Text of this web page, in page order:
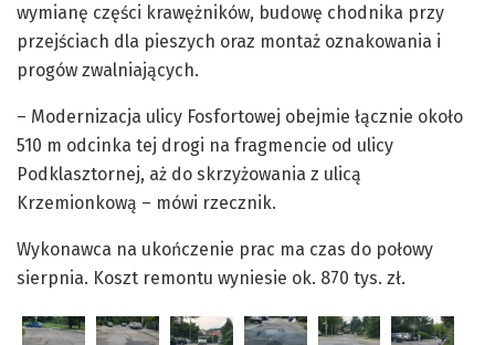
wymianę części krawężników, budowę chodnika przy
przejściach dla pieszych oraz montaż oznakowania i
progów zwalniających.
– Modernizacja ulicy Fosfortowej obejmie łącznie około
510 m odcinka tej drogi na fragmencie od ulicy
Podklasztornej, aż do skrzyżowania z ulicą
Krzemionkową – mówi rzecznik.
Wykonawca na ukończenie prac ma czas do połowy
sierpnia. Koszt remontu wyniesie ok. 870 tys. zł.